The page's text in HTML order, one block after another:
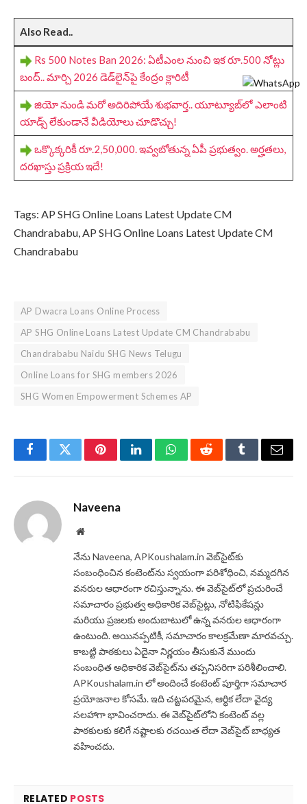
Also Read..
Rs 500 Notes Ban 2026: ఏటీఎంల నుంచి ఇక రూ.500 నోట్లు
బంద్.. మార్చి 2026 డెడ్‌లైన్‌పై కేంద్రం క్లారిటీ
జియో నుండి మరో అదిరిపోయే శుభవార్త.. యూట్యూబ్‌లో ఎలాంటి
యాడ్స్‌ లేకుండానే వీడియోలు చూడొచ్చు!
ఒక్కొక్కరికీ రూ.2,50,000. ఇవ్వబోతున్న ఏపీ ప్రభుత్వం. అర్హతలు,
దరఖాస్తు ప్రక్రియ ఇదే!
Tags: AP SHG Online Loans Latest Update CM
Chandrababu, AP SHG Online Loans Latest Update CM
Chandrababu
AP Dwacra Loans Online Process
AP SHG Online Loans Latest Update CM Chandrababu
Chandrababu Naidu SHG News Telugu
Online Loans for SHG members 2026
SHG Women Empowerment Schemes AP
FacebookTwitterPinterestLinkedInWhatsAppRedditTumblrEmail
Naveena
Website
నేను Naveena, APKoushalam.in వెబ్‌సైట్‌కు
సంబంధించిన కంటెంట్‌ను స్వయంగా పరిశోధించి, నమ్మదగిన
వనరుల ఆధారంగా రచిస్తున్నాను. ఈ వెబ్‌సైట్‌లో ప్రచురించే
సమాచారం ప్రభుత్వ అధికారిక వెబ్‌సైట్లు, నోటిఫికేషన్లు
మరియు ప్రజలకు అందుబాటులో ఉన్న వనరుల ఆధారంగా
ఉంటుంది. అయినప్పటికీ, సమాచారం కాలక్రమేణా మారవచ్చు.
కాబట్టి పాఠకులు ఏదైనా నిర్ణయం తీసుకునే ముందు
సంబంధిత అధికారిక వెబ్‌సైట్‌ను తప్పనిసరిగా పరిశీలించాలి.
APKoushalam.in లో అందించే కంటెంట్ పూర్తిగా సమాచార
ప్రయోజనాల కోసమే. ఇది చట్టపరమైన, ఆర్థిక లేదా వైద్య
సలహాగా భావించరాదు. ఈ వెబ్‌సైట్‌లోని కంటెంట్ వల్ల
పాఠకులకు కలిగే నష్టాలకు రచయిత లేదా వెబ్‌సైట్ బాధ్యత
వహించదు.
RELATED POSTS